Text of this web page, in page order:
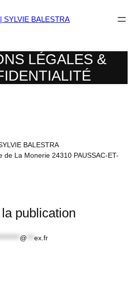
SYLVIE BALESTRA
LÉGALES &
BALESTRA
de La Monerie 24310 PAUSSAC-ET-
publication
@ ***ex.fr